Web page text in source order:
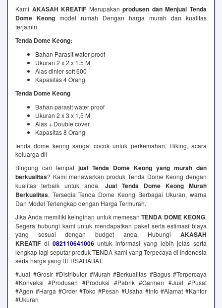
Kami AKASAH KREATIF Merupakanprodusen dan Menjual Tenda
Dome Keong model rumah Dengan harga murah dan kualitas
terjamin.
Tenda Dome Keong:
Bahan Parasit water proof
Ukuran 2 x 2 x 1.5 M
Alas dinier soft 600
Kapasitas 4 Orang
Tenda Dome Keong
Bahan parasit water proof
Ukuran 2 x 3 x 1,5 M
Alas + Double cover
Kapasitas 8 Orang
tenda dome keong sangat cocok untuk perkemahan, Hiking, acara
keluarga dll
Bingung cari tempat jual Tenda Dome Keong yang murah dan
berkualitas? Kami menawarkan produk Tenda Dome Keong dengan
kualitas terbaik untuk anda. Jual Tenda Dome Keong Murah
Berkualitas, Tersedia Tenda Dome Keong Berbagai Ukuran, warna
Dan Model Terlengkap dengan Harga Termurah.
Jika Anda memiliki keinginan untuk memesanTENDA DOME KEONG,
Segera hubungi kami untuk mendapatkan paket serta estimasi biaya
yang sesuai dengan budget anda. Hubungi AKASAH
KREATIF di 082110641006untuk informasi yang lebih jelas serta
lengkap lagi seputar produk TENDA kami yang Terpecaya di Indonesia
serta harga yang BERSAHABAT.
#Jual #Grosir #Distributor #Murah #Berkualitas #Bagus #Terpercaya
#Konveksi #Produsen #Produksi #Pabrik #Garmen #Jual #Pusat
#Agen #Harga #Order #Toko #Pesan #Usaha #Info #Alamat #Kantor
#Ukuran